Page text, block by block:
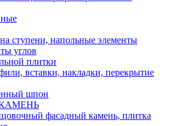
ступени, напольные элементы
углов
плитки
вставки, накладки, перекрытие
шпон
фасадный камень, плитка